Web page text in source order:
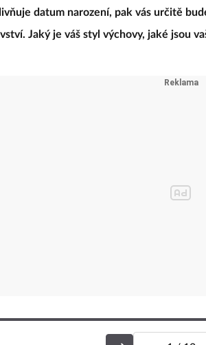
datum narození, pak vás určitě
Jaký je váš styl výchovy, jaké jsou